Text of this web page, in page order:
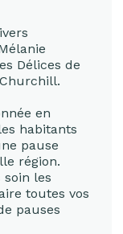
Délices de
en
habitants
pause
région.
soin les
toutes vos
pauses